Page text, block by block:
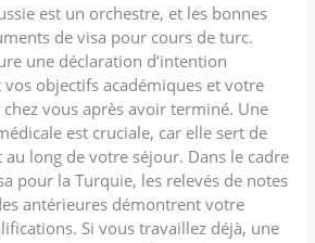
est un orchestre, et les bonnes
de visa pour cours de turc.
une déclaration d’intention
objectifs académiques et votre
vous après avoir terminé. Une
est cruciale, car elle sert de
long de votre séjour. Dans le cadre
pour la Turquie, les relevés de notes
antérieures démontrent votre
Si vous travaillez déjà, une